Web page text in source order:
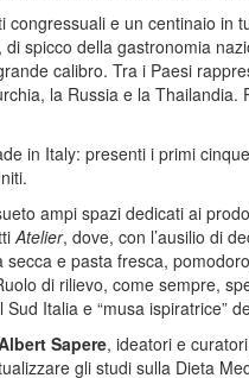
congressuali e un centinaio in
spicco della gastronomia
calibro. Tra i Paesi
la Russia e la Thailandia.
in Italy: presenti i primi
ampi spazi dedicati ai
Atelier, dove, con l’ausilio di
e pasta fresca,
di rilievo, come sempre,
Italia e “musa ispiratrice”
Sapere, ideatori e
gli studi sulla Dieta